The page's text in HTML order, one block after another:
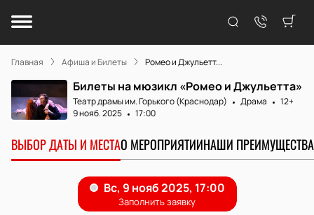
Главная Афиша и Билеты Ромео и Джульетт...
Билеты на мюзикл «Ромео и Джульетта»
Театр драмы им. Горького (Краснодар) Драма
12+
9 нояб. 2025
17:00
ВЫБОР ДАТЫ И МЕСТАО МЕРОПРИЯТИИНАШИ ПРЕИМУЩЕСТВА